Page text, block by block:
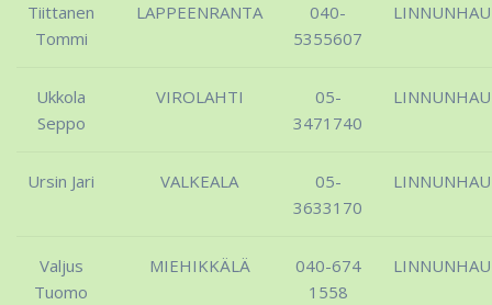
Tiittanen
Tommi
LAPPEENRANTA
040-
5355607
Ukkola
Seppo
VIROLAHTI
05-
3471740
Ursin Jari VALKEALA
05-
3633170
Valjus
Tuomo
MIEHIKKÄLÄ
040-674
1558